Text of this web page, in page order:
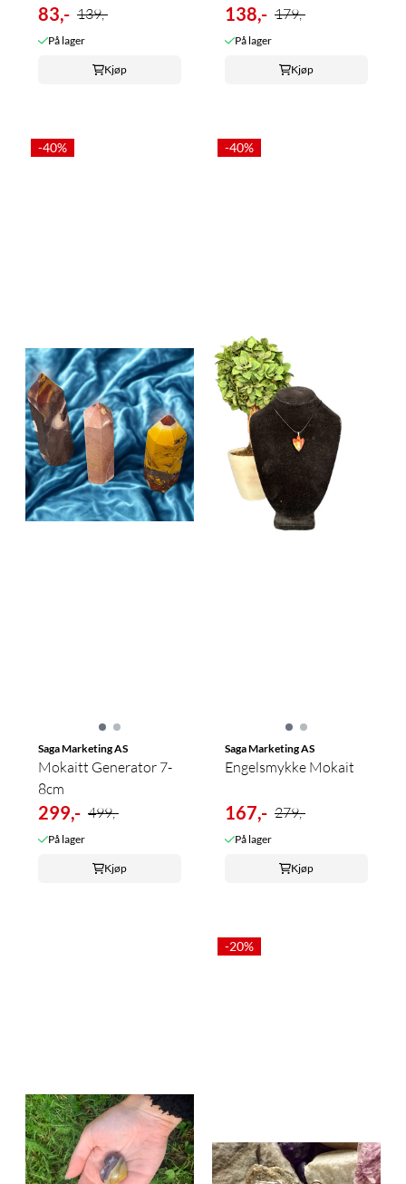
83,- 139,-
På lager
Kjøp
138,- 179,-
På lager
Kjøp
-40%
Saga Marketing AS
Mokaitt Generator 7-
8cm
299,- 499,-
På lager
Kjøp
-40%
Saga Marketing AS
Engelsmykke Mokait
167,- 279,-
På lager
Kjøp
-20%